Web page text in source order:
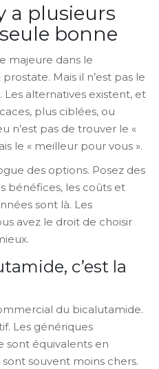
a plusieurs
bonne
majeure dans le
Mais il n’est pas le
alternatives existent, et
plus ciblées, ou
n’est pas de trouver le «
le « meilleur pour vous ».
des options. Posez des
bénéfices, les coûts et
sont là. Les
avez le droit de choisir
c’est la
du bicalutamide.
Les génériques
sont équivalents en
souvent moins chers.